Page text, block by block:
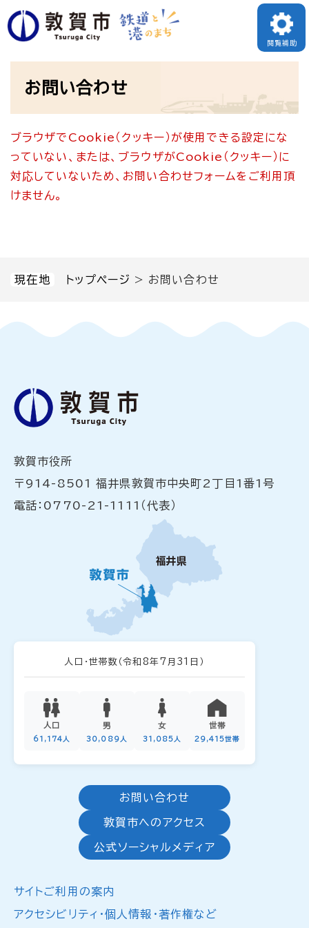
ペ
ー
す
メニューを飛ばして本文へ
閲覧補助
現在地 トップページ > お問い合わせ
お問い合わせ
ブラウザでCookie（クッキー）が使用できる設定にな
っていない、または、ブラウザがCookie（クッキー）に
対応していないため、お問い合わせフォームをご利用頂
けません。
敦賀市役所
〒914-8501 福井県敦賀市中央町2丁目1番1号
電話：0770-21-1111（代表）
人口・世帯数 （令和8年7月31日）
人口
61,174人
男
30,089人
女
31,085人
世帯
29,415世帯
お問い合わせ
敦賀市へのアクセス
公式ソーシャルメディア
サイトご利用の案内
アクセシビリティ・個人情報・著作権など